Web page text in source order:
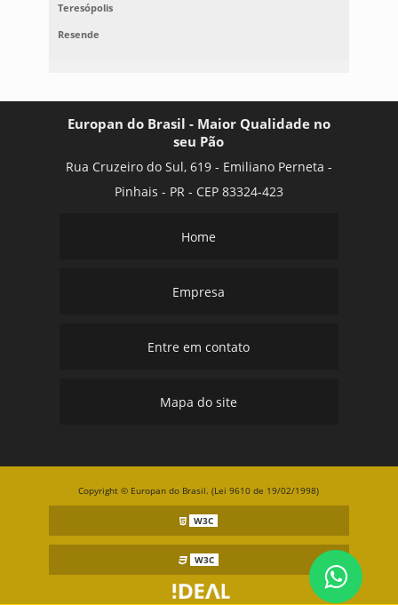
Teresópolis
Resende
Europan do Brasil - Maior Qualidade no
seu Pão
Rua Cruzeiro do Sul, 619 - Emiliano Perneta -
Pinhais - PR - CEP 83324-423
Home
Empresa
Entre em contato
Mapa do site
Copyright © Europan do Brasil. (Lei 9610 de 19/02/1998)
W3C
W3C